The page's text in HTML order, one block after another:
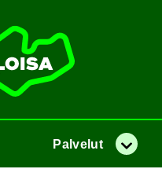
Pal­ve­lut Va­lik­ko